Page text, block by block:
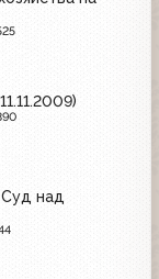
Суд над